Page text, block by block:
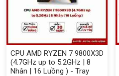
CPU AMD RYZEN 7 9800X3D
(4.7GHz up to 5.2GHz | 8
Nhân | 16 Luồng ) - Tray